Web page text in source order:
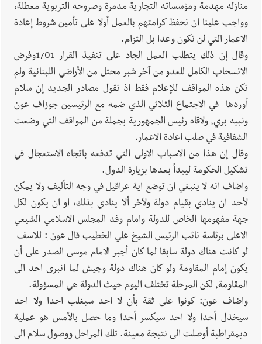
منازله مهدمة ومؤسساته التجارية مدمرة وصروحه التربوية معطلة،
وواجب علينا ان نحفظ كرامتهم بالعمل أولا على تأمين شروط إعادة
الاعمار التي لن تكون وعدا بل التزام.
وقال إن ذلك يتطلب العمل الجاد على تنفيذ القرار 1701وفرض
الانسحاب الكامل للعدو من آخر شبر محتل من الأراضي اللبنانية ولم
تكن هذه المواقف للإعلام فقط اذ تقول مصادر الجديد إن سلام
أوردها في الاجتماع الثلاثي الذي ضمه مع الرئيسين جوزاف عون
ونبيه بري, ولاقاه رئيس الجمهورية بجملة من المواقف التي وضعت
الشفافية في صلب اعادة الاعمار.
وقال إن هذا من الاسباب الاولى التي تدفعه باتجاه الاستعجال في
تشكيل الحكومة ليبدأ بعدها بزيارة الدول.
واضاف انه لا ينبغي ان توضع اية عراقيل في وجه التأليف ولا يمكن
لأحد ان ينادي بقيام دولة ولآخر ألا ينادي بذلك، او ان يكون لكل
جهة مفهومها الخاص للدولة وامام وفد المجلس الاسلامي الشيعي
الاعلى برئاسة نائب الرئيس الشيخ علي الخطيب قال عون : للاسف
لو كانت هناك دولة سابقا لما كان أجبر الامام موسى الصدر على أن
يكون إمام المقاومة ولو كان هناك دولة وجيش لما انبرى احد الى
المقاومة, لكن المرحلة تختلف اليوم حيث الدولة هي المسؤولة.
واضاف عون: كونوا على ثقة بأن لا احد سيغلب احدا ولا احد
سيخذل أحدا ولا احد سيكسر أحدا وما حصل بالأمس هو عملية
ديمقراطية أوصلت الى نتيجة معينة. تلك المراحل ووصول سلام الى